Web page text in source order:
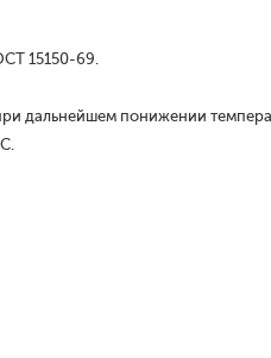
15150-69.
дальнейшем понижении